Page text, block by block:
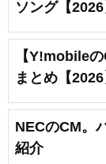
ソング【2026
【Y!mobile
まとめ【2026
NECのCM。
紹介